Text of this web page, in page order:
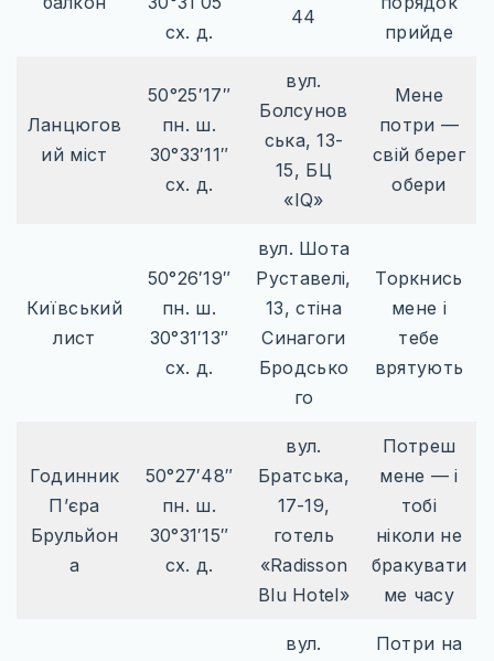
сх. д.
44
прийде
Ланцюгов
ий міст
50°25′17″
пн. ш.
30°33′11″
сх. д.
вул.
Болсунов
ська, 13-
15, БЦ
«IQ»
Мене
потри —
свій берег
обери
Київський
лист
50°26′19″
пн. ш.
30°31′13″
сх. д.
вул. Шота
Руставелі,
13, стіна
Синагоги
Бродсько
го
Торкнись
мене і
тебе
врятують
Годинник
П’єра
Брульйон
а
50°27′48″
пн. ш.
30°31′15″
сх. д.
вул.
Братська,
17-19,
готель
«Radisson
Blu Hotel»
Потреш
мене — і
тобі
ніколи не
бракувати
ме часу
вул.
Потри на